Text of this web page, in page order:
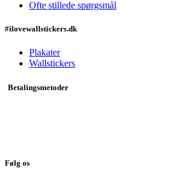
Ofte stillede spørgsmål
#ilovewallstickers.dk
Plakater
Wallstickers
Betalingsmetoder
Følg os